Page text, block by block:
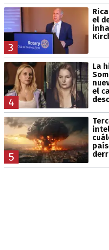
3
el
4
La
el
5